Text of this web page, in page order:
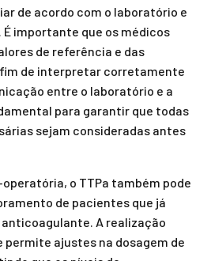
de acordo com o laboratório e
importante que os médicos
de referência e das
de interpretar corretamente
entre o laboratório e a
para garantir que todas
sejam consideradas antes
o TTPa também pode
de pacientes que já
A realização
permite ajustes na dosagem de